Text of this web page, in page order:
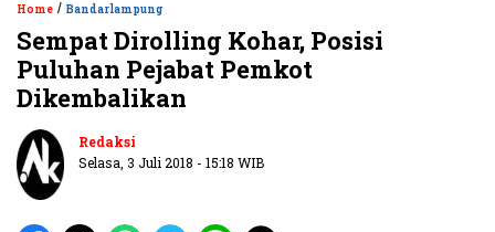
Home / Bandarlampung
Sempat Dirolling Kohar, Posisi
Puluhan Pejabat Pemkot
Dikembalikan
Redaksi
Selasa, 3 Juli 2018 - 15:18 WIB